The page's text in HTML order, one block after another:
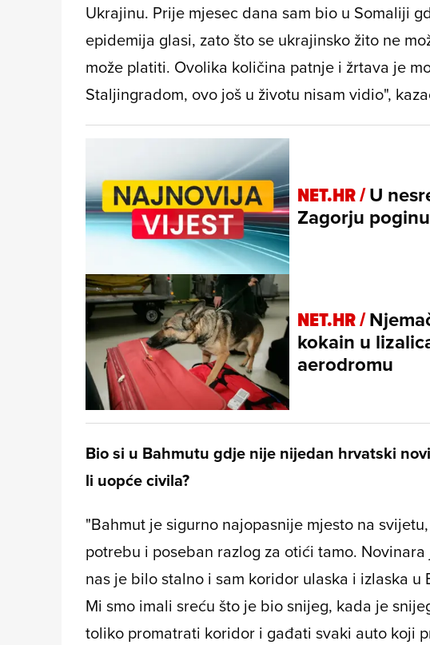
Ukrajinu. Prije mjesec dana sam bio u Somaliji
epidemija glasi, zato što se ukrajinsko žito ne
može platiti. Ovolika količina patnje i žrtava je
Staljingradom, ovo još u životu nisam vidio",
NET.HR /U
Zagorju
NET.HR /
kokain u
aerodromu
Bio si u Bahmutu gdje nije nijedan hrvatski
li uopće civila?
"Bahmut je sigurno najopasnije mjesto na
potrebu i poseban razlog za otići tamo.
nas je bilo stalno i sam koridor ulaska i izlaska u
Mi smo imali sreću što je bio snijeg, kada je
toliko promatrati koridor i gađati svaki auto koji